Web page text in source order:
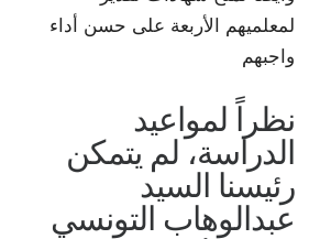
لمعلميهم الأربعة على حسن أداء
واجبهم
نظراً لمواعيد
الدراسة، لم يتمكن
رئيسنا السيد
عبدالوهاب التونسي